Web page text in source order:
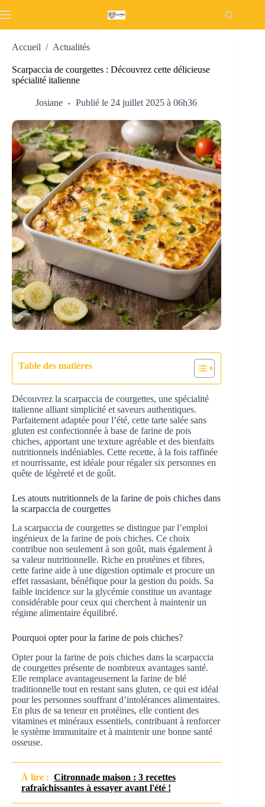
au
Accueil / Actualités
Scarpaccia de courgettes : Découvrez cette délicieuse
spécialité italienne
Josiane Publié le 24 juillet 2025 à 06h36
Table des matières
Découvrez la scarpaccia de courgettes, une spécialité
italienne alliant simplicité et saveurs authentiques.
Parfaitement adaptée pour l’été, cette tarte salée sans
gluten est confectionnée à base de farine de pois
chiches, apportant une texture agréable et des bienfaits
nutritionnels indéniables. Cette recette, à la fois raffinée
et nourrissante, est idéale pour régaler six personnes en
quête de légèreté et de goût.
Les atouts nutritionnels de la farine de pois chiches dans
la scarpaccia de courgettes
La scarpaccia de courgettes se distingue par l’emploi
ingénieux de la farine de pois chiches. Ce choix
contribue non seulement à son goût, mais également à
sa valeur nutritionnelle. Riche en protéines et fibres,
cette farine aide à une digestion optimale et procure un
effet rassasiant, bénéfique pour la gestion du poids. Sa
faible incidence sur la glycémie constitue un avantage
considérable pour ceux qui cherchent à maintenir un
régime alimentaire équilibré.
Pourquoi opter pour la farine de pois chiches?
Opter pour la farine de pois chiches dans la scarpaccia
de courgettes présente de nombreux avantages santé.
Elle remplace avantageusement la farine de blé
traditionnelle tout en restant sans gluten, ce qui est idéal
pour les personnes souffrant d’intolérances alimentaires.
En plus de sa teneur en protéines, elle contient des
vitamines et minéraux essentiels, contribuant à renforcer
le système immunitaire et à maintenir une bonne santé
osseuse.
À lire : Citronnade maison : 3 recettes
rafraîchissantes à essayer avant l'été !